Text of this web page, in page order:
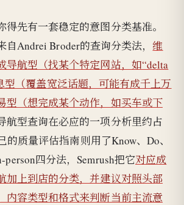
先有一套稳定的意图分类基准。
Andrei Broder的查询分类法， 维
导航型（找某个特定网站，如“delta
型（覆盖宽泛话题，可能有成千上万
型（想完成某个动作，如买车或下
航型查询在必应的一项分析里约占
的质量评估指南则用了Know、Do、
四分法，Semrush把它对应成
加上到店的分类，并建议对照头部
内容类型和格式来判断当前主流意